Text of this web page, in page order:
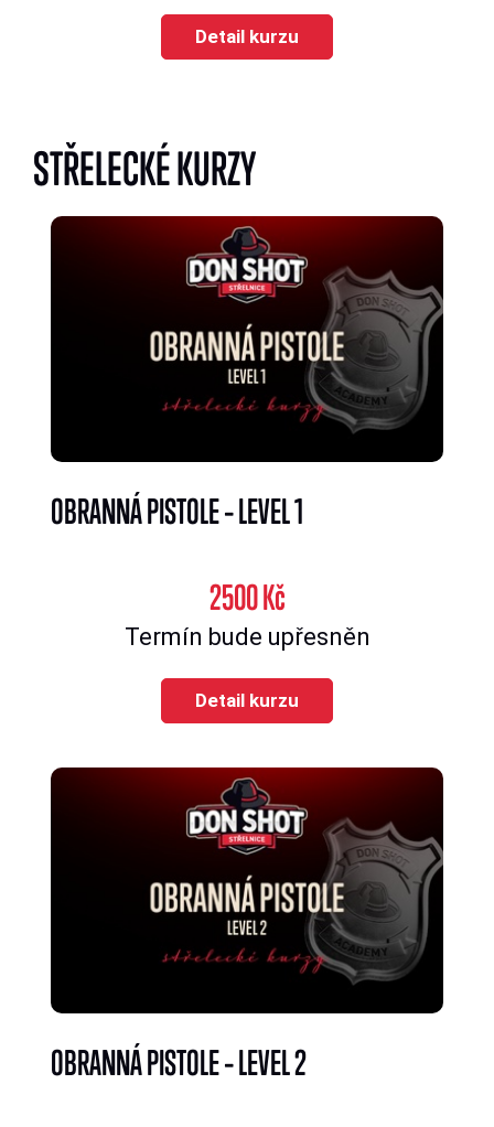
Detail kurzu
STŘELECKÉ KURZY
OBRANNÁ PISTOLE – LEVEL 1
2500 Kč
Termín bude upřesněn
Detail kurzu
OBRANNÁ PISTOLE – LEVEL 2